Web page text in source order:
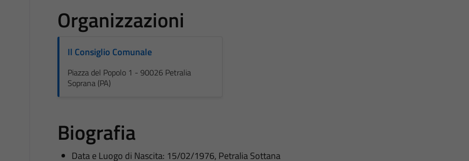
Organizzazioni
Il Consiglio Comunale
Piazza del Popolo 1 - 90026 Petralia
Soprana (PA)
Biografia
Data e Luogo di Nascita: 15/02/1976, Petralia Sottana